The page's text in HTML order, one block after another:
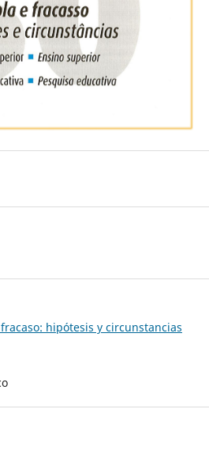
hipótesis y circunstancias